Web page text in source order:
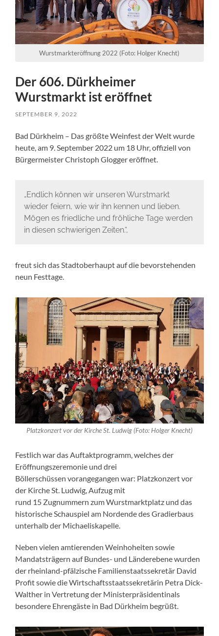
Wurstmarkteröffnung 2022 (Foto: Holger Knecht)
Der 606. Dürkheimer
Wurstmarkt ist eröffnet
SEPTEMBER 9, 2022
Bad Dürkheim – Das größte Weinfest der Welt wurde
heute, am 9. September 2022 um 18 Uhr, offiziell von
Bürgermeister Christoph Glogger eröffnet.
„Endlich können wir unseren Wurstmarkt
wieder feiern, wie wir ihn kennen und lieben.
Mögen es friedliche und fröhliche Tage werden
in diesen schwierigen Zeiten.“,
freut sich das Stadtoberhaupt auf die bevorstehenden
neun Festtage.
Platzkonzert vor der Kirche St. Ludwig (Foto: Holger Knecht)
Festlich war das Auftaktprogramm, welches der
Eröffnungszeremonie und drei
Böllerschüssen vorangegangen war: Platzkonzert vor
der Kirche St. Ludwig, Aufzug mit
rund 15 Zugnummern zum Wurstmarktplatz und das
historische Schauspiel am Nordende des Gradierbaus
unterhalb der Michaeliskapelle.
Neben vielen amtierenden Weinhoheiten sowie
Mandatsträgern auf Bundes- und Länderebene wurden
der rheinland-pfälzische Familienstaatssekretär David
Profit sowie die Wirtschaftsstaatssekretärin Petra Dick-
Walther in Vertretung der Ministerpräsidentinals
besondere Ehrengäste in Bad Dürkheim begrüßt.